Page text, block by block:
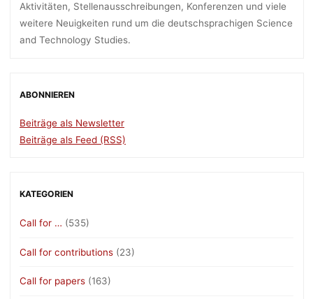
Aktivitäten, Stellenausschreibungen, Konferenzen und viele
weitere Neuigkeiten rund um die deutschsprachigen Science
and Technology Studies.
ABONNIEREN
Beiträge als Newsletter
Beiträge als Feed (RSS)
KATEGORIEN
Call for … (535)
Call for contributions (23)
Call for papers (163)